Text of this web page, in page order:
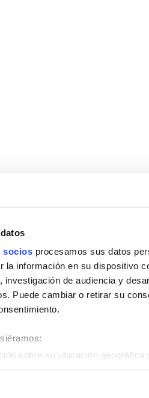
socios procesamos sus datos
la información en su dispositivo
investigación de audiencia y
Puede cambiar o retirar su
sobre su ubicación